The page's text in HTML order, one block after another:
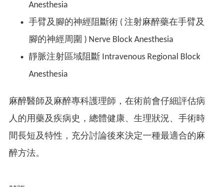
Anesthesia
手臂及腳的神經阻斷術 ( 注射麻醉藥在手臂及
腳的神經周圍 ) Nerve Block Anesthesia
靜脈注射區域阻斷 Intravenous Regional Block
Anesthesia
麻醉醫師及麻醉專科護理師，在術前會仔細評估病
人的用藥及疾病史，總體健康、生理狀況、手術時
間長短及特性，充分討論後來決定一種最適合的麻
醉方法。